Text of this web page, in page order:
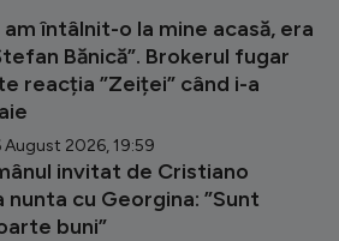
am întâlnit-o la mine acasă, era
Bănică”. Brokerul fugar
reacția ”Zeiței” când i-a
August 2026, 19:59
invitat de Cristiano
nunta cu Georgina: ”Sunt
buni”